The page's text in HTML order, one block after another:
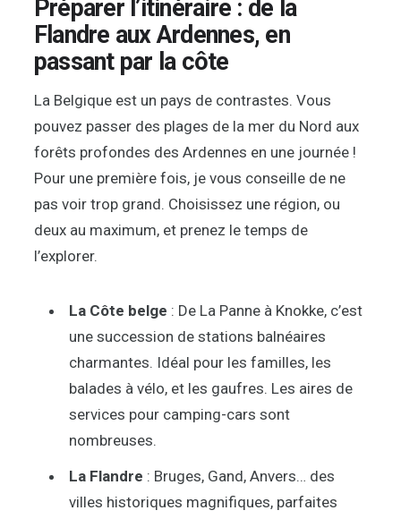
Préparer l’itinéraire : de la
Flandre aux Ardennes, en
passant par la côte
La Belgique est un pays de contrastes. Vous
pouvez passer des plages de la mer du Nord aux
forêts profondes des Ardennes en une journée !
Pour une première fois, je vous conseille de ne
pas voir trop grand. Choisissez une région, ou
deux au maximum, et prenez le temps de
l’explorer.
La Côte belge : De La Panne à Knokke, c’est
une succession de stations balnéaires
charmantes. Idéal pour les familles, les
balades à vélo, et les gaufres. Les aires de
services pour camping-cars sont
nombreuses.
La Flandre : Bruges, Gand, Anvers… des
villes historiques magnifiques, parfaites